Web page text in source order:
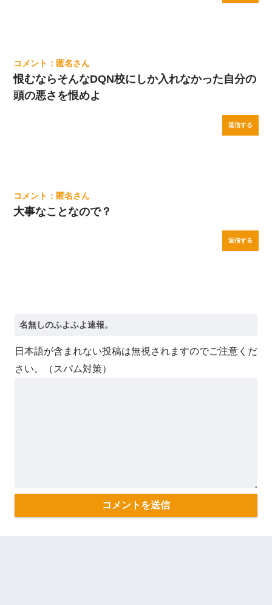
匿名
恨むならそんなDQN校にしか入れなかった自分の
頭の悪さを恨めよ
返信する
匿名
大事なことなので？
返信する
日本語が含まれない投稿は無視されますのでご注意くだ
さい。（スパム対策）